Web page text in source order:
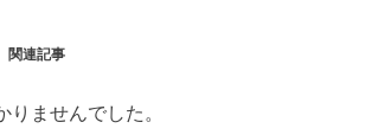
関連記事
りませんでした。